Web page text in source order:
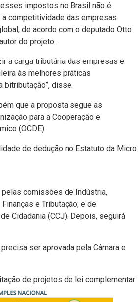
impostos no Brasil não é
competitividade das empresas
de acordo com o deputado Otto
do projeto.
a carga tributária das empresas e
às melhores práticas
bitributação”, disse.
que a proposta segue as
para a Cooperação e
(OCDE).
de dedução no Estatuto da Micro
comissões de Indústria,
e Tributação; e de
Cidadania (CCJ). Depois, seguirá
ser aprovada pela Câmara e
de projetos de lei complementar